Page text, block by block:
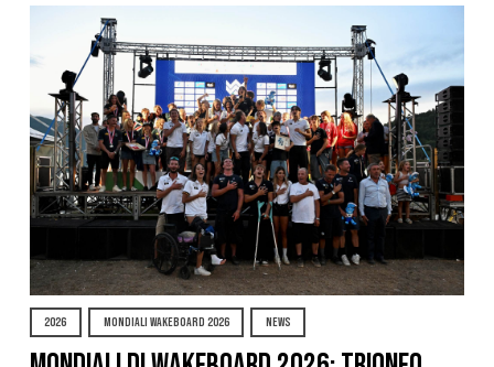
2026 MONDIALI WAKEBOARD 2026 NEWS